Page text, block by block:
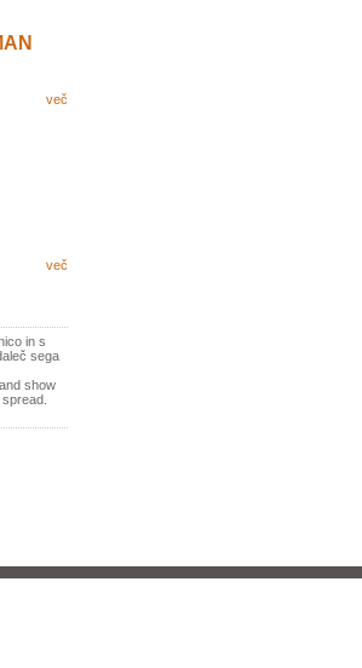
več
več
in s
sega
show